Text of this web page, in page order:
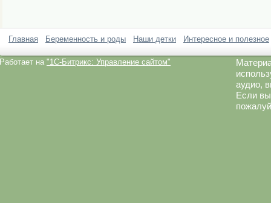
Главная Беременность и роды Наши детки Интересное и полезное
Работает на "1C-Битрикс: Управление сайтом"
аудио,
Если вы